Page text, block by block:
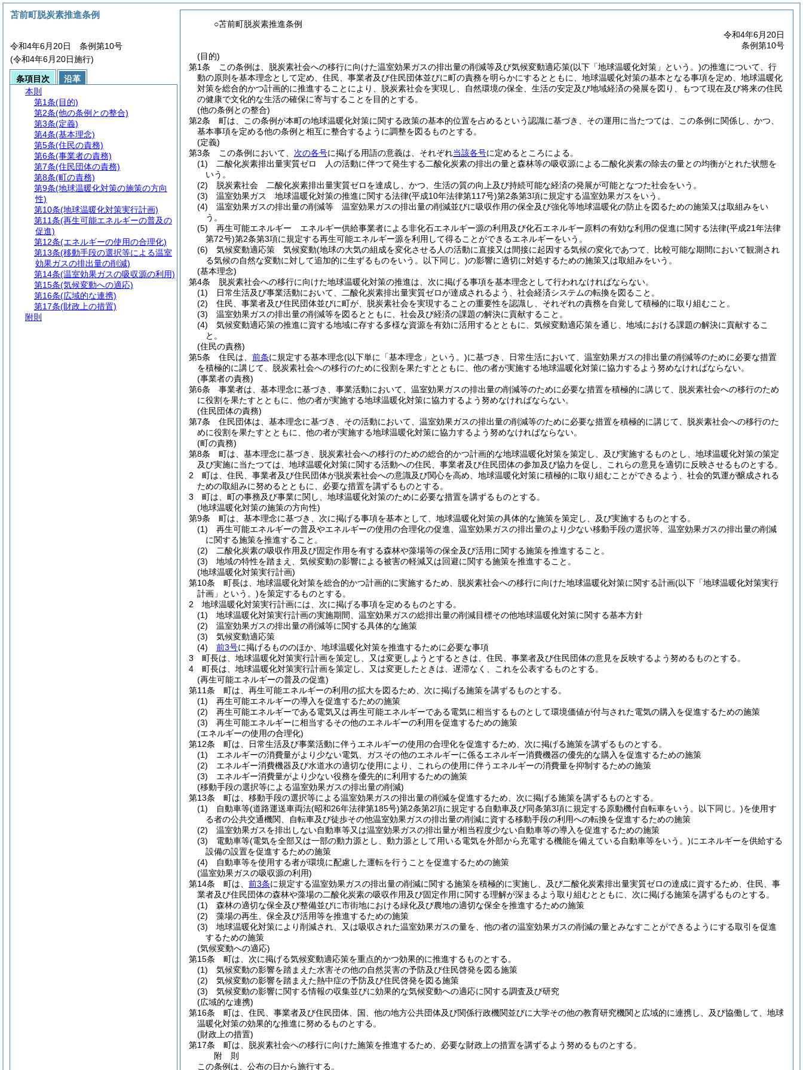
○苫前町脱炭素推進条例
令和4年6月20日
条例第10号
(目的)
第1条
この条例は、脱炭素社会への移行に向けた温室効果ガスの排出量の削減等及び気候変動適応策(以下「地球温暖化対策」という。)の推進について、行
動の原則を基本理念として定め、住民、事業者及び住民団体並びに町の責務を明らかにするとともに、地球温暖化対策の基本となる事項を定め、地球温暖化
対策を総合的かつ計画的に推進することにより、脱炭素社会を実現し、自然環境の保全、生活の安定及び地域経済の発展を図り、もつて現在及び将来の住民
の健康で文化的な生活の確保に寄与することを目的とする。
(他の条例との整合)
第2条
町は、この条例が本町の地球温暖化対策に関する政策の基本的位置を占めるという認識に基づき、その運用に当たつては、この条例に関係し、かつ、
基本事項を定める他の条例と相互に整合するように調整を図るものとする。
(定義)
第3条
この条例において、 次の各号に掲げる用語の意義は、それぞれ当該各号に定めるところによる。
(1)
二酸化炭素排出量実質ゼロ 人の活動に伴つて発生する二酸化炭素の排出の量と森林等の吸収源による二酸化炭素の除去の量との均衡がとれた状態を
いう。
(2)
脱炭素社会 二酸化炭素排出量実質ゼロを達成し、かつ、生活の質の向上及び持続可能な経済の発展が可能となつた社会をいう。
(3)
温室効果ガス 地球温暖化対策の推進に関する法律(平成10年法律第117号)第2条第3項に規定する温室効果ガスをいう。
(4)
温室効果ガスの排出量の削減等 温室効果ガスの排出量の削減並びに吸収作用の保全及び強化等地球温暖化の防止を図るための施策又は取組みをい
う。
(5)
再生可能エネルギー エネルギー供給事業者による非化石エネルギー源の利用及び化石エネルギー原料の有効な利用の促進に関する法律(平成21年法律
第72号)第2条第3項に規定する再生可能エネルギー源を利用して得ることができるエネルギーをいう。
(6)
気候変動適応策 気候変動(地球の大気の組成を変化させる人の活動に直接又は間接に起因する気候の変化であつて、比較可能な期間において観測され
る気候の自然な変動に対して追加的に生ずるものをいう。以下同じ。)の影響に適切に対処するための施策又は取組みをいう。
(基本理念)
第4条
脱炭素社会への移行に向けた地球温暖化対策の推進は、次に掲げる事項を基本理念として行われなければならない。
(1)
日常生活及び事業活動において、二酸化炭素排出量実質ゼロが達成されるよう、社会経済システムの転換を図ること。
(2)
住民、事業者及び住民団体並びに町が、脱炭素社会を実現することの重要性を認識し、それぞれの責務を自覚して積極的に取り組むこと。
(3)
温室効果ガスの排出量の削減等を図るとともに、社会及び経済の課題の解決に貢献すること。
(4)
気候変動適応策の推進に資する地域に存する多様な資源を有効に活用するとともに、気候変動適応策を通じ、地域における課題の解決に貢献するこ
と。
(住民の責務)
第5条
住民は、 前条に規定する基本理念(以下単に「基本理念」という。)に基づき、日常生活において、温室効果ガスの排出量の削減等のために必要な措置
を積極的に講じて、脱炭素社会への移行のために役割を果たすとともに、他の者が実施する地球温暖化対策に協力するよう努めなければならない。
(事業者の責務)
第6条
事業者は、基本理念に基づき、事業活動において、温室効果ガスの排出量の削減等のために必要な措置を積極的に講じて、脱炭素社会への移行のため
に役割を果たすとともに、他の者が実施する地球温暖化対策に協力するよう努めなければならない。
(住民団体の責務)
第7条
住民団体は、基本理念に基づき、その活動において、温室効果ガスの排出量の削減等のために必要な措置を積極的に講じて、脱炭素社会への移行のた
めに役割を果たすとともに、他の者が実施する地球温暖化対策に協力するよう努めなければならない。
(町の責務)
第8条
町は、基本理念に基づき、脱炭素社会への移行のための総合的かつ計画的な地球温暖化対策を策定し、及び実施するものとし、地球温暖化対策の策定
及び実施に当たつては、地球温暖化対策に関する活動への住民、事業者及び住民団体の参加及び協力を促し、これらの意見を適切に反映させるものとする。
2
町は、住民、事業者及び住民団体が脱炭素社会への意識及び関心を高め、地球温暖化対策に積極的に取り組むことができるよう、社会的気運が醸成される
ための取組みに努めるとともに、必要な措置を講ずるものとする。
3
町は、町の事務及び事業に関し、地球温暖化対策のために必要な措置を講ずるものとする。
(地球温暖化対策の施策の方向性)
第9条
町は、基本理念に基づき、次に掲げる事項を基本として、地球温暖化対策の具体的な施策を策定し、及び実施するものとする。
(1)
再生可能エネルギーの普及やエネルギーの使用の合理化の促進、温室効果ガスの排出量のより少ない移動手段の選択等、温室効果ガスの排出量の削減
に関する施策を推進すること。
(2)
二酸化炭素の吸収作用及び固定作用を有する森林や藻場等の保全及び活用に関する施策を推進すること。
(3)
地域の特性を踏まえ、気候変動の影響による被害の軽減又は回避に関する施策を推進すること。
(地球温暖化対策実行計画)
第10条
町長は、地球温暖化対策を総合的かつ計画的に実施するため、脱炭素社会への移行に向けた地球温暖化対策に関する計画(以下「地球温暖化対策実行
計画」という。)を策定するものとする。
2
地球温暖化対策実行計画には、次に掲げる事項を定めるものとする。
(1)
地球温暖化対策実行計画の実施期間、温室効果ガスの総排出量の削減目標その他地球温暖化対策に関する基本方針
(2)
温室効果ガスの排出量の削減等に関する具体的な施策
(3)
気候変動適応策
(4)
前3号に掲げるもののほか、地球温暖化対策を推進するために必要な事項
3
町長は、地球温暖化対策実行計画を策定し、又は変更しようとするときは、住民、事業者及び住民団体の意見を反映するよう努めるものとする。
4
町長は、地球温暖化対策実行計画を策定し、又は変更したときは、遅滞なく、これを公表するものとする。
(再生可能エネルギーの普及の促進)
第11条
町は、再生可能エネルギーの利用の拡大を図るため、次に掲げる施策を講ずるものとする。
(1)
再生可能エネルギーの導入を促進するための施策
(2)
再生可能エネルギーである電気又は再生可能エネルギーである電気に相当するものとして環境価値が付与された電気の購入を促進するための施策
(3)
再生可能エネルギーに相当するその他のエネルギーの利用を促進するための施策
(エネルギーの使用の合理化)
第12条
町は、日常生活及び事業活動に伴うエネルギーの使用の合理化を促進するため、次に掲げる施策を講ずるものとする。
(1)
エネルギーの消費量がより少ない電気、ガスその他のエネルギーに係るエネルギー消費機器の優先的な購入を促進するための施策
(2)
エネルギー消費機器及び水道水の適切な使用により、これらの使用に伴うエネルギーの消費量を抑制するための施策
(3)
エネルギー消費量がより少ない役務を優先的に利用するための施策
(移動手段の選択等による温室効果ガスの排出量の削減)
第13条
町は、移動手段の選択等による温室効果ガスの排出量の削減を促進するため、次に掲げる施策を講ずるものとする。
(1)
自動車等(道路運送車両法(昭和26年法律第185号)第2条第2項に規定する自動車及び同条第3項に規定する原動機付自転車をいう。以下同じ。)を使用す
る者の公共交通機関、自転車及び徒歩その他温室効果ガスの排出量の削減に資する移動手段の利用への転換を促進するための施策
(2)
温室効果ガスを排出しない自動車等又は温室効果ガスの排出量が相当程度少ない自動車等の導入を促進するための施策
(3)
電動車等(電気を全部又は一部の動力源とし、動力源として用いる電気を外部から充電する機能を備えている自動車等をいう。)にエネルギーを供給する
設備の設置を促進するための施策
(4)
自動車等を使用する者が環境に配慮した運転を行うことを促進するための施策
(温室効果ガスの吸収源の利用)
第14条
町は、 前3条に規定する温室効果ガスの排出量の削減に関する施策を積極的に実施し、及び二酸化炭素排出量実質ゼロの達成に資するため、住民、事
業者及び住民団体の森林や藻場の二酸化炭素の吸収作用及び固定作用に関する理解が深まるよう取り組むとともに、次に掲げる施策を講ずるものとする。
(1)
森林の適切な保全及び整備並びに市街地における緑化及び農地の適切な保全を推進するための施策
(2)
藻場の再生、保全及び活用等を推進するための施策
(3)
地球温暖化対策により削減され、又は吸収された温室効果ガスの量を、他の者の温室効果ガスの削減の量とみなすことができるようにする取引を促進
するための施策
(気候変動への適応)
第15条
町は、次に掲げる気候変動適応策を重点的かつ効果的に推進するものとする。
(1)
気候変動の影響を踏まえた水害その他の自然災害の予防及び住民啓発を図る施策
(2)
気候変動の影響を踏まえた熱中症の予防及び住民啓発を図る施策
(3)
気候変動の影響に関する情報の収集並びに効果的な気候変動への適応に関する調査及び研究
(広域的な連携)
第16条
町は、住民、事業者及び住民団体、国、他の地方公共団体及び関係行政機関並びに大学その他の教育研究機関と広域的に連携し、及び協働して、地球
温暖化対策の効果的な推進に努めるものとする。
(財政上の措置)
第17条
町は、脱炭素社会への移行に向けた施策を推進するため、必要な財政上の措置を講ずるよう努めるものとする。
附 則
この条例は、公布の日から施行する。
苫前町脱炭素推進条例
令和4年6月20日 条例第10号
(令和4年6月20日施行)
条項目次
沿革
本則
第1条(目的)
第2条(他の条例との整合)
第3条(定義)
第4条(基本理念)
第5条(住民の責務)
第6条(事業者の責務)
第7条(住民団体の責務)
第8条(町の責務)
第9条(地球温暖化対策の施策の方向
性)
第10条(地球温暖化対策実行計画)
第11条(再生可能エネルギーの普及の
促進)
第12条(エネルギーの使用の合理化)
第13条(移動手段の選択等による温室
効果ガスの排出量の削減)
第14条(温室効果ガスの吸収源の利用)
第15条(気候変動への適応)
第16条(広域的な連携)
第17条(財政上の措置)
附則